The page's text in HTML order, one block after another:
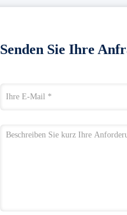
Senden Sie Ihre